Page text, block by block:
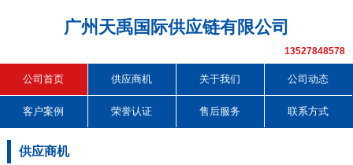
广州天禹国际供应链有限公司
13527848578
公司首页 供应商机 关于我们 公司动态
客户案例 荣誉认证 售后服务 联系方式
供应商机